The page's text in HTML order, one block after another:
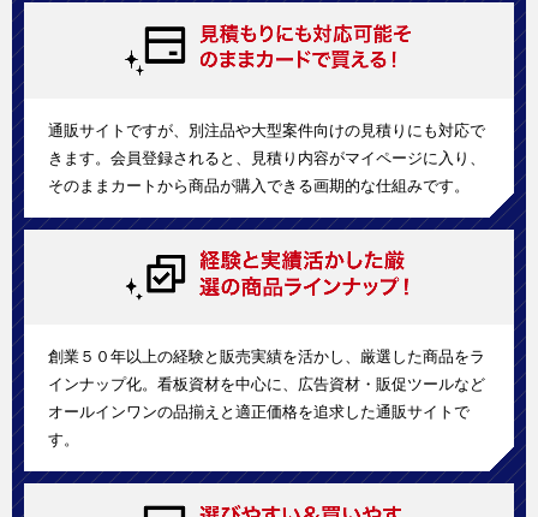
通販サイトですが、別注品や大型案件向けの見積りにも対応で
きます。会員登録されると、見積り内容がマイページに入り、
そのままカートから商品が購入できる画期的な仕組みです。
創業５０年以上の経験と販売実績を活かし、厳選した商品をラ
インナップ化。看板資材を中心に、広告資材・販促ツールなど
オールインワンの品揃えと適正価格を追求した通販サイトで
す。